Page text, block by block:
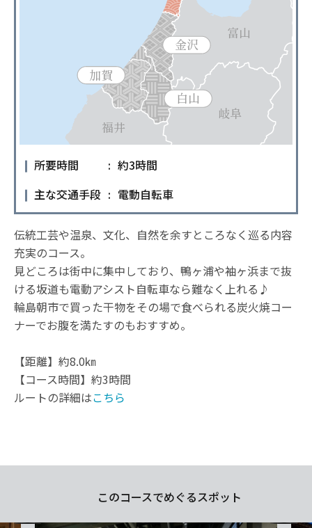
伝統工芸や温泉、文化、自然を余すところなく巡る内容
充実のコース。
見どころは街中に集中しており、鴨ヶ浦や袖ヶ浜まで抜
ける坂道も電動アシスト自転車なら難なく上れる♪
輪島朝市で買った干物をその場で食べられる炭火焼コー
ナーでお腹を満たすのもおすすめ。
【距離】約8.0㎞
【コース時間】約3時間
ルートの詳細はこちら
所要時間
約3時間
主な交通手段
電動自転車
このコースでめぐるスポット